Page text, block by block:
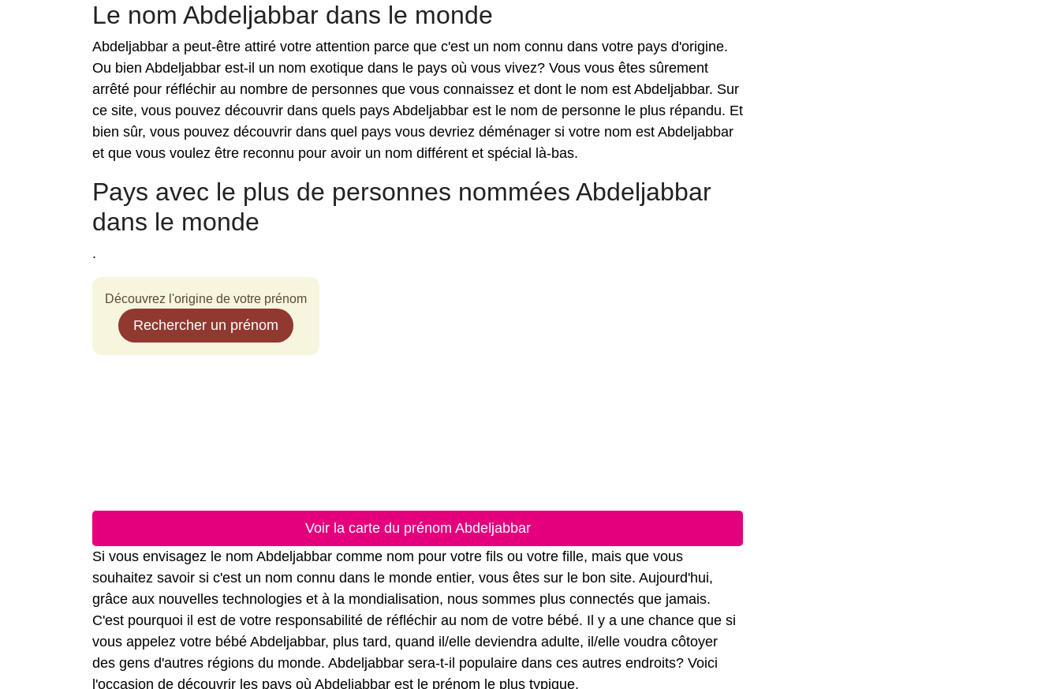
Le nom Abdeljabbar dans le monde
Abdeljabbar a peut-être attiré votre attention parce que c'est un nom connu dans votre pays d'origine.
Ou bien Abdeljabbar est-il un nom exotique dans le pays où vous vivez? Vous vous êtes sûrement
arrêté pour réfléchir au nombre de personnes que vous connaissez et dont le nom est Abdeljabbar. Sur
ce site, vous pouvez découvrir dans quels pays Abdeljabbar est le nom de personne le plus répandu. Et
bien sûr, vous pouvez découvrir dans quel pays vous devriez déménager si votre nom est Abdeljabbar
et que vous voulez être reconnu pour avoir un nom différent et spécial là-bas.
Pays avec le plus de personnes nommées Abdeljabbar
dans le monde
.
Découvrez l'origine de votre prénom
Rechercher un prénom
Voir la carte du prénom Abdeljabbar
Si vous envisagez le nom Abdeljabbar comme nom pour votre fils ou votre fille, mais que vous
souhaitez savoir si c'est un nom connu dans le monde entier, vous êtes sur le bon site. Aujourd'hui,
grâce aux nouvelles technologies et à la mondialisation, nous sommes plus connectés que jamais.
C'est pourquoi il est de votre responsabilité de réfléchir au nom de votre bébé. Il y a une chance que si
vous appelez votre bébé Abdeljabbar, plus tard, quand il/elle deviendra adulte, il/elle voudra côtoyer
des gens d'autres régions du monde. Abdeljabbar sera-t-il populaire dans ces autres endroits? Voici
l'occasion de découvrir les pays où Abdeljabbar est le prénom le plus typique.